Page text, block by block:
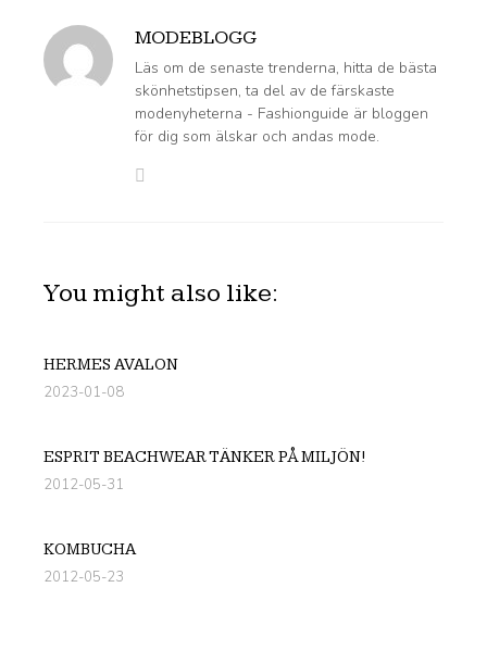
MODEBLOGG
Läs om de senaste trenderna, hitta de bästa
skönhetstipsen, ta del av de färskaste
modenyheterna - Fashionguide är bloggen
för dig som älskar och andas mode.
You might also like:
HERMES AVALON
2023-01-08
ESPRIT BEACHWEAR TÄNKER PÅ MILJÖN!
2012-05-31
KOMBUCHA
2012-05-23